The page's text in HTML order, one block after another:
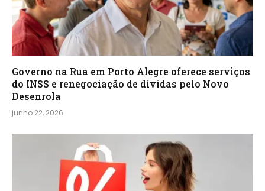
Governo na Rua em Porto Alegre oferece serviços
do INSS e renegociação de dívidas pelo Novo
Desenrola
junho 22, 2026